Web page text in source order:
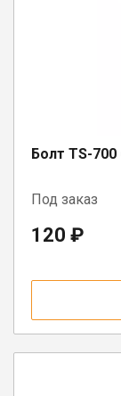
Болт TS-
Под заказ
120 ₽